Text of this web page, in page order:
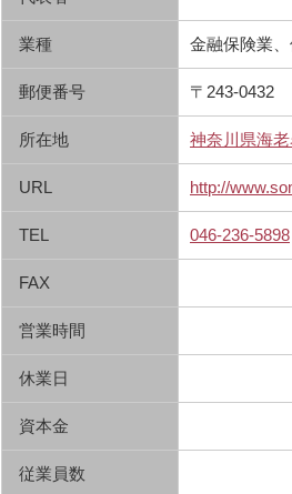
業種 金融保険業
郵便番号 〒243-0432
所在地 神奈川県海
URL http://
TEL 046-236-5898
FAX
営業時間
休業日
資本金
従業員数